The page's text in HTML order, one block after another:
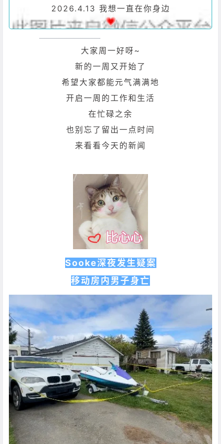
2026.4.13 我想一直在你身边
大家周一好呀~
新的一周又开始了
希望大家都能元气满满地
开启一周的工作和生活
在忙碌之余
也别忘了留出一点时间
来看看今天的新闻
Sooke深夜发生疑案
移动房内男子身亡